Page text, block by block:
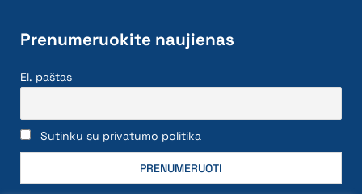
Prenumeruokite naujienas
El. paštas
Sutinku su privatumo politika